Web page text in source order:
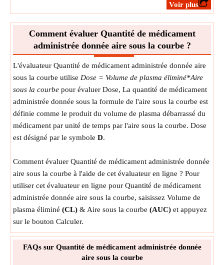
​Voir plus
Comment évaluer Quantité de médicament
administrée donnée aire sous la courbe ?
L'évaluateur Quantité de médicament administrée donnée aire
sous la courbe utilise Dose = Volume de plasma éliminé*Aire
sous la courbe pour évaluer Dose, La quantité de médicament
administrée donnée sous la formule de l'aire sous la courbe est
définie comme le produit du volume de plasma débarrassé du
médicament par unité de temps par l'aire sous la courbe. Dose
est désigné par le symbole D.
Comment évaluer Quantité de médicament administrée donnée
aire sous la courbe à l'aide de cet évaluateur en ligne ? Pour
utiliser cet évaluateur en ligne pour Quantité de médicament
administrée donnée aire sous la courbe, saisissez Volume de
plasma éliminé (CL) & Aire sous la courbe (AUC) et appuyez
sur le bouton Calculer.
FAQs sur Quantité de médicament administrée donnée
aire sous la courbe